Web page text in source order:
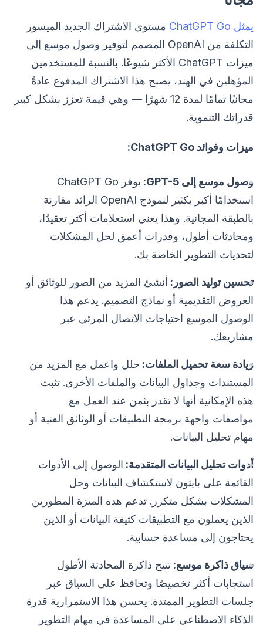
يمثل ChatGPT Go
مستوى الاشتراك الجديد الميسور
التكلفة من OpenAI المصمم لتوفير وصول موسع إلى
ميزات ChatGPT الأكثر شيوعًا. بالنسبة للمستخدمين
المؤهلين في الهند، يصبح هذا الاشتراك المدفوع عادةً
مجانيًا تمامًا لمدة 12 شهرًا — وهي قيمة تعزز بشكل كبير
قدراتك التنموية.
ميزات وفوائد ChatGPT Go:
وصول موسع إلى GPT-5:
يوفر ChatGPT Go
استخدامًا أكبر بكثير لنموذج OpenAI الرائد مقارنة
بالطبقة المجانية. وهذا يعني استعلامات أكثر تعقيدًا،
ومحادثات أطول، وقدرات أعمق لحل المشكلات
لتحديات التطوير الخاصة بك.
تحسين توليد الصور: أنشئ المزيد من الصور للوثائق أو
العروض التقديمية أو نماذج التصميم. يدعم هذا
الوصول الموسع احتياجات الاتصال المرئي عبر
مشاريعك.
زيادة سعة تحميل الملفات: حلل واعمل مع المزيد من
المستندات وجداول البيانات والملفات الأخرى. تثبت
هذه الإمكانية أنها لا تقدر بثمن عند العمل مع
مواصفات واجهة برمجة التطبيقات أو الوثائق الفنية أو
مهام تحليل البيانات.
أدوات تحليل البيانات المتقدمة: الوصول إلى الأدوات
القائمة على بايثون لاستكشاف البيانات وحل
المشكلات بشكل متكرر. تدعم هذه الميزة المطورين
الذين يعملون مع التطبيقات كثيفة البيانات أو الذين
يحتاجون إلى مساعدة حسابية.
سياق ذاكرة موسع: تتيح ذاكرة المحادثة الأطول
استجابات أكثر تخصيصًا وتحافظ على السياق عبر
جلسات التطوير الممتدة. يحسن هذا الاستمرارية قدرة
الذكاء الاصطناعي على المساعدة في مهام التطوير